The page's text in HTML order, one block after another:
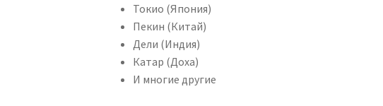
Токио (Япония)
Пекин (Китай)
Дели (Индия)
Катар (Доха)
И многие другие